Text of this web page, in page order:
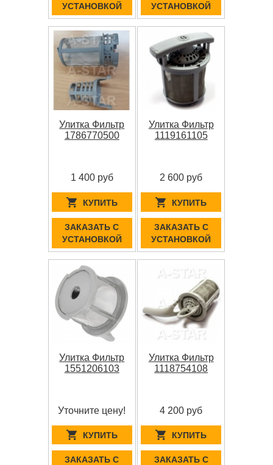
УСТАНОВКОЙ
УСТАНОВКОЙ
Улитка Фильтр
1786770500
1 400 руб
КУПИТЬ
ЗАКАЗАТЬ С
УСТАНОВКОЙ
Улитка Фильтр
1119161105
2 600 руб
КУПИТЬ
ЗАКАЗАТЬ С
УСТАНОВКОЙ
Улитка Фильтр
1551206103
Уточните цену!
КУПИТЬ
ЗАКАЗАТЬ С
Улитка Фильтр
1118754108
4 200 руб
КУПИТЬ
ЗАКАЗАТЬ С